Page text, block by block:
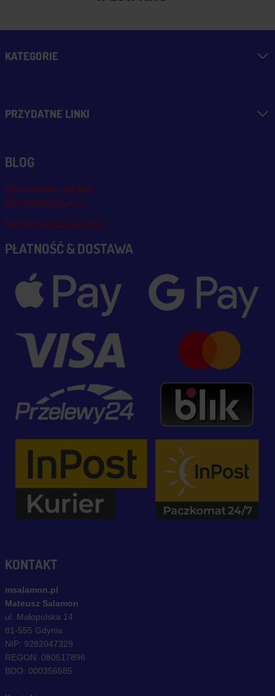
KATEGORIE
PRZYDATNE LINKI
BLOG
Blog, nowości, artykuły
Blog msalamon.pl →
Partnerzy MSALAMON.PL
PŁATNOŚĆ & DOSTAWA
KONTAKT
msalamon.pl
Mateusz Salamon
ul. Małopolska 14
81-555 Gdynia
NIP: 9282047329
REGON: 080517896
BDO: 000356585